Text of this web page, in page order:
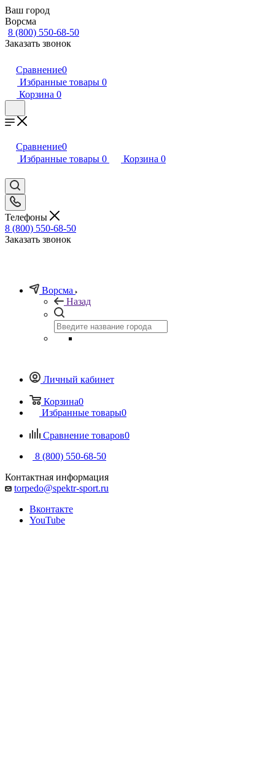
Ваш город
Ворсма
8 (800) 550-68-50
Заказать звонок
Сравнение0
Избранные товары 0
Корзина 0
Сравнение0
Избранные товары 0 Корзина 0
Телефоны
8 (800) 550-68-50
Заказать звонок
Ворсма
Назад
Личный кабинет
Корзина0
Избранные товары0
Сравнение товаров0
8 (800) 550-68-50
Контактная информация
torpedo@spektr-sport.ru
Вконтакте
YouTube